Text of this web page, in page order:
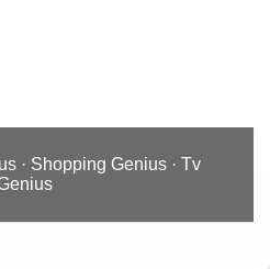
· Shopping Genius· Tv